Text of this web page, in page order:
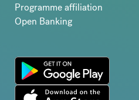
Programme affiliation
Open Banking